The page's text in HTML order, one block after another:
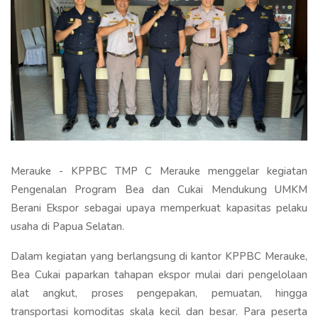
Merauke - KPPBC TMP C Merauke menggelar kegiatan
Pengenalan Program Bea dan Cukai Mendukung UMKM
Berani Ekspor sebagai upaya memperkuat kapasitas pelaku
usaha di Papua Selatan.
Dalam kegiatan yang berlangsung di kantor KPPBC Merauke,
Bea Cukai paparkan tahapan ekspor mulai dari pengelolaan
alat angkut, proses pengepakan, pemuatan, hingga
transportasi komoditas skala kecil dan besar. Para peserta